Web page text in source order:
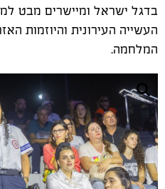
בדגל ישראל ומיישרים מבט
העשייה העירונית והיוזמות
המלחמה.